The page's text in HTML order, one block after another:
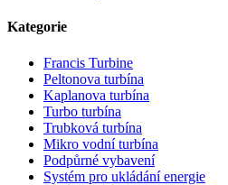
Kategorie
Francis Turbine
Peltonova turbína
Kaplanova turbína
Turbo turbína
Trubková turbína
Mikro vodní turbína
Podpůrné vybavení
Systém pro ukládání energie